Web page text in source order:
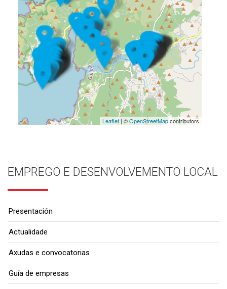
Leaflet| ©OpenStreetMapcontributors
EMPREGO E DESENVOLVEMENTO LOCAL
Presentación
Actualidade
Axudas e convocatorias
Guía de empresas